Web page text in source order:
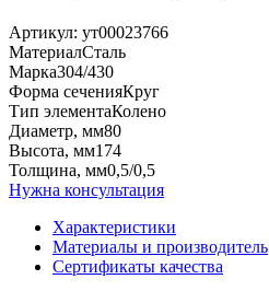
Артикул: ут00023766
МатериалСталь
Марка304/430
Форма сеченияКруг
Тип элементаКолено
Диаметр, мм80
Высота, мм174
Толщина, мм0,5/0,5
Нужна консультация
Характеристики
Материалы и производитель
Сертификаты качества